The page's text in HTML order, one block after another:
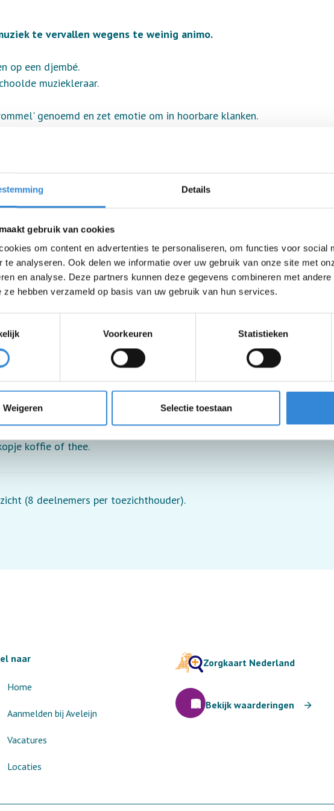
Details
gebruik van cookies
om content en advertenties te personaliseren, om functies voor social
te analyseren. Ook delen we informatie over uw gebruik van onze site met
en analyse. Deze partners kunnen deze gegevens combineren met
ze hebben verzameld op basis van uw gebruik van hun services.
Voorkeuren Statistieken
Weigeren Selectie toestaan
te vervallen wegens te weinig animo.
op een djembé.
muziekleraar.
genoemd en zet emotie om in hoorbare klanken.
maar ook de coördinatie van de lichaamsdelen.
4, 18 en 25 oktober.
je je ook voor die avond(en) aan te melden via de website.
koffie of thee.
(8 deelnemers per toezichthouder).
naar
Home
Aanmelden bij Aveleijn
Vacatures
Locaties
Zorgkaart Nederland
Bekijk waarderingen